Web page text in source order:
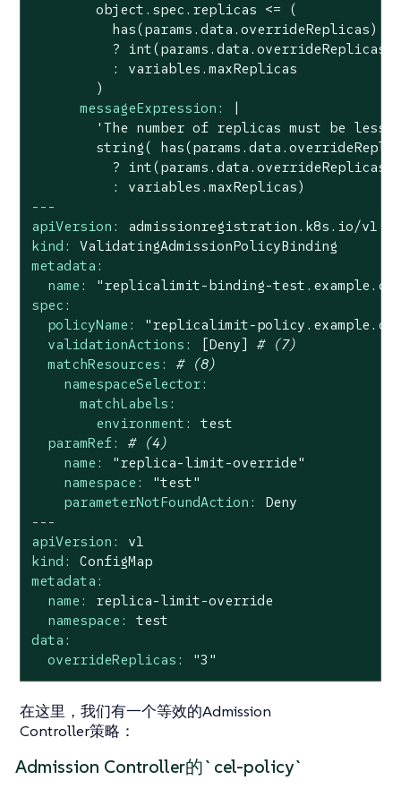
        object.spec.replicas <= (
has(params.data.overrideReplicas)
          ? int(params.data.overrideReplicas)
          : variables.maxReplicas
messageExpression:
'The number of replicas must be less
string(
          ? int(params.data.overrideReplicas)
---
apiVersion:
admissionregistration.k8s.io/v1
kind:
ValidatingAdmissionPolicyBinding
metadata:
name:
"replicalimit-binding-
spec:
policyName:
"replicalimit-
validationActions:
[Deny]
# (7)
matchResources:
# (8)
namespaceSelector:
matchLabels:
environment:
test
paramRef:
# (4)
name:
"replica-limit-override"
namespace:
"test"
parameterNotFoundAction:
Deny
---
apiVersion:
v1
kind:
ConfigMap
metadata:
name:
replica-limit-override
namespace:
test
data:
overrideReplicas:
"3"
在这里，我们有一个等效的Admission
Controller策略：
Admission Controller的`cel-policy`